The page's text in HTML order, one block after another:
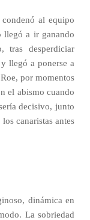
al equipo
llegó a ir ganando
desperdiciar
llegó a ponerse a
por momentos
el abismo cuando
decisivo, junto
canaristas antes
dinámica en
La sobriedad